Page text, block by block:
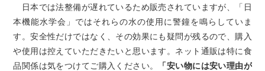
日本では法整備が遅れているため販売されていますが、「日
本機能水学会」ではそれらの水の使用に警鐘を鳴らしていま
す。安全性だけではなく、その効果にも疑問が残るので、購入
や使用は控えていただきたいと思います。ネット通販は特に食
品関係は気をつけてご購入ください。
「安い物には安い理由が